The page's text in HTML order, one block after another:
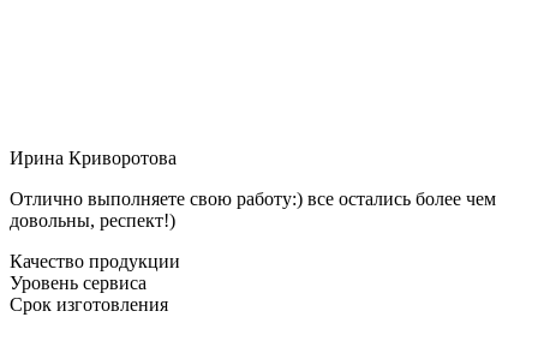
Ирина Криворотова
Отлично выполняете свою работу:) все остались более чем
довольны, респект!)
Качество продукции
Уровень сервиса
Срок изготовления